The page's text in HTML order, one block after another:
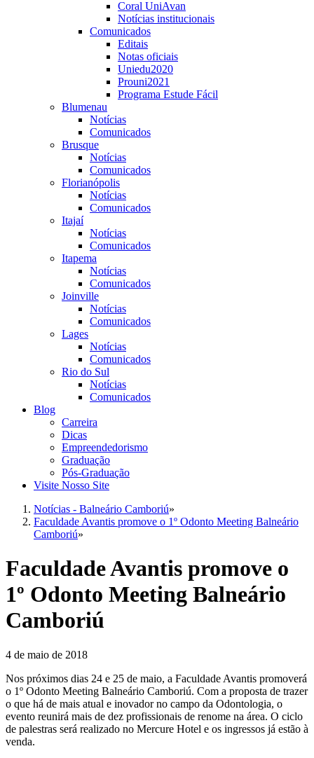
Coral UniAvan
Notícias institucionais
Comunicados
Editais
Notas oficiais
Uniedu2020
Prouni2021
Programa Estude Fácil
Blumenau
Notícias
Comunicados
Brusque
Notícias
Comunicados
Florianópolis
Notícias
Comunicados
Itajaí
Notícias
Comunicados
Itapema
Notícias
Comunicados
Joinville
Notícias
Comunicados
Lages
Notícias
Comunicados
Rio do Sul
Notícias
Comunicados
Blog
Carreira
Dicas
Empreendedorismo
Graduação
Pós-Graduação
Visite Nosso Site
Notícias - Balneário Camboriú»
Faculdade Avantis promove o 1º Odonto Meeting Balneário
Camboriú»
Faculdade Avantis promove o
1º Odonto Meeting Balneário
Camboriú
4 de maio de 2018
Nos próximos dias 24 e 25 de maio, a Faculdade Avantis promoverá
o 1º Odonto Meeting Balneário Camboriú. Com a proposta de trazer
o que há de mais atual e inovador no campo da Odontologia, o
evento reunirá mais de dez profissionais de renome na área. O ciclo
de palestras será realizado no Mercure Hotel e os ingressos já estão à
venda.